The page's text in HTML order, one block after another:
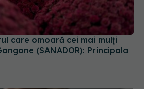
(SANADOR): Principala